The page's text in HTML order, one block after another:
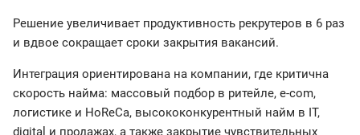
Решение увеличивает продуктивность рекрутеров в 6 раз
и вдвое сокращает сроки закрытия вакансий.
Интеграция ориентирована на компании, где критична
скорость найма: массовый подбор в ритейле, e-com,
логистике и HoReCa, высококонкурентный найм в IT,
digital и продажах, а также закрытие чувствительных